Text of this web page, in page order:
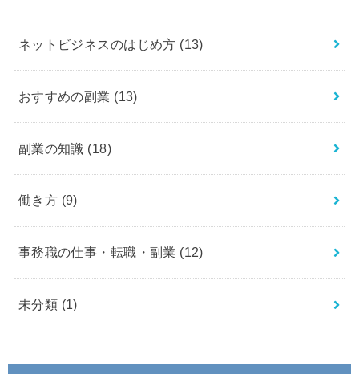
ネットビジネスのはじめ方 (13)
おすすめの副業 (13)
副業の知識 (18)
働き方 (9)
事務職の仕事・転職・副業 (12)
未分類 (1)